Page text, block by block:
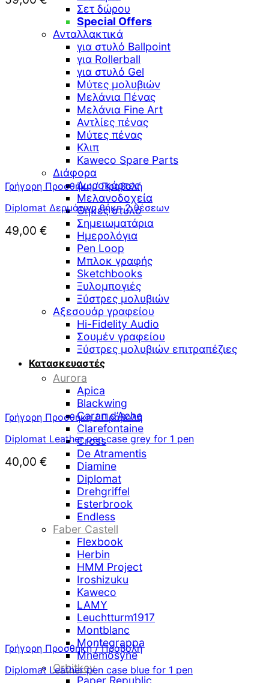
Σετ δώρου
Special Offers
Ανταλλακτικά
για στυλό Ballpoint
για Rollerball
για στυλό Gel
Μύτες μολυβιών
Μελάνια Πένας
Μελάνια Fine Art
Αντλίες πένας
Μύτες πένας
Κλιπ
Kaweco Spare Parts
Διάφορα
Δωροκάρτες
Μελανοδοχεία
Θήκες στυλό
Σημειωματάρια
Ημερολόγια
Pen Loop
Μπλοκ γραφής
Sketchbooks
Ξυλομπογιές
Ξύστρες μολυβιών
Αξεσουάρ γραφείου
Hi-Fidelity Audio
Σουμέν γραφείου
Ξύστρες μολυβιών επιτραπέζιες
Κατασκευαστές
Aurora
Apica
Blackwing
Caran d’Ache
Clarefontaine
Cross
De Atramentis
Diamine
Diplomat
Drehgriffel
Esterbrook
Endless
Faber Castell
Flexbook
Herbin
HMM Project
Iroshizuku
Kaweco
LAMY
Leuchtturm1917
Montblanc
Montegrappa
Mnemosyne
Orbitkey
Paper Republic
Γρήγορη Προσθήκη / Προβολή
Diplomat Δερμάτινη θήκη 2 θέσεων
49,00 €
Γρήγορη Προσθήκη / Προβολή
Diplomat Leather pen case grey for 1 pen
40,00 €
Γρήγορη Προσθήκη / Προβολή
Diplomat Leather pen case blue for 1 pen